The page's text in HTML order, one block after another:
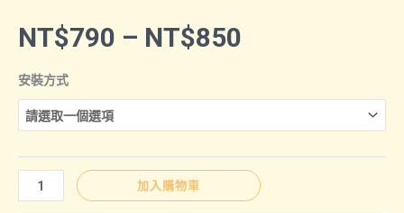
NT$790 – NT$850
範
圍：
安裝方式
｜
加入購物車